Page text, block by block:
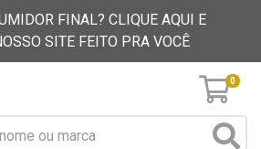
FINAL? CLIQUE AQUI E
SITE FEITO PRA VOCÊ
0